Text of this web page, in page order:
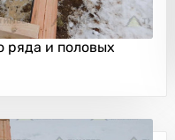
ряда и половых